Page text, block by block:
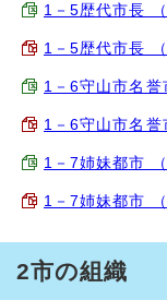
1－5歴代市長
1－5歴代市長
1－6守山市名
1－6守山市名誉
1－7姉妹都市
1－7姉妹都市
2市の組織